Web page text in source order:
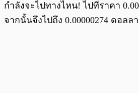
กำลังจะไปทางไหน! ไปที่ราคา
จากนั้นจึงไปถึง 0.00000274 ดอลล